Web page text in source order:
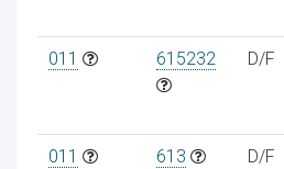
011 615232 D/F
011 613 D/F